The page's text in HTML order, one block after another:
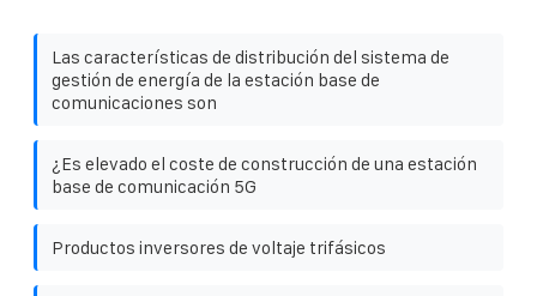
Las características de distribución del sistema de
gestión de energía de la estación base de
comunicaciones son
¿Es elevado el coste de construcción de una estación
base de comunicación 5G
Productos inversores de voltaje trifásicos